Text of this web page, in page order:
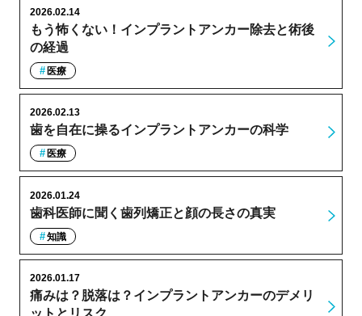
もう怖くない！インプラントアンカー除去と術後
の経過
2026.02.14
医療
歯を自在に操るインプラントアンカーの科学
2026.02.13
医療
歯科医師に聞く歯列矯正と顔の長さの真実
2026.01.24
知識
痛みは？脱落は？インプラントアンカーのデメリ
ットとリスク
2026.01.17